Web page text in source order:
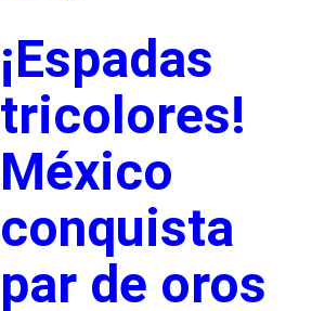
¡Espadas
tricolores!
México
conquista
par de oros